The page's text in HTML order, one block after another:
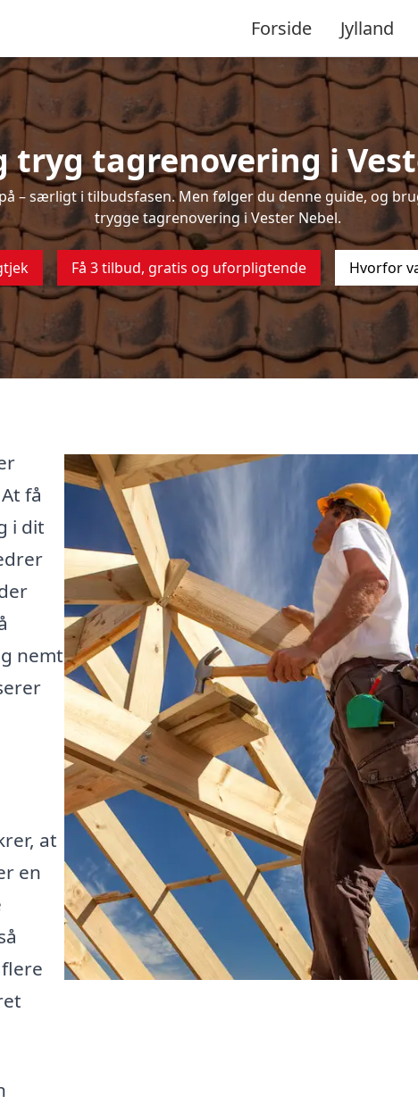
Forside Jylland
tryg tagrenovering i
– særligt i tilbudsfasen. Men følger du denne guide, og
trygge tagrenovering i Vester Nebel.
Få 3 tilbud, gratis og uforpligtende Hvorfor
få
i dit
nemt
at
en